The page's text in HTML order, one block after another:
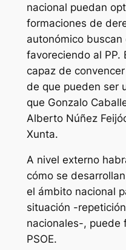
nacional puedan
formaciones de
autonómico buscan
favoreciendo al PP.
capaz de
de que pueden ser
que Gonzalo
Alberto Núñez
Xunta.
A nivel externo
cómo se
el ámbito nacional
situación -
nacionales-, puede
PSOE.